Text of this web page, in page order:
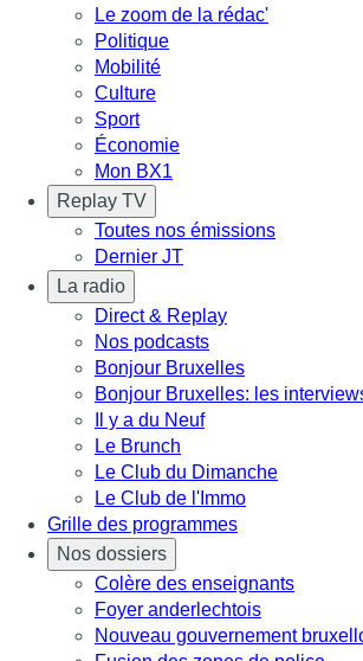
Le zoom de la rédac'
Politique
Mobilité
Culture
Sport
Économie
Mon BX1
Replay TV
Toutes nos émissions
Dernier JT
La radio
Direct & Replay
Nos podcasts
Bonjour Bruxelles
Bonjour Bruxelles: les
Il y a du Neuf
Le Brunch
Le Club du Dimanche
Le Club de l'Immo
Grille des programmes
Nos dossiers
Colère des enseignants
Foyer anderlechtois
Nouveau gouvernement